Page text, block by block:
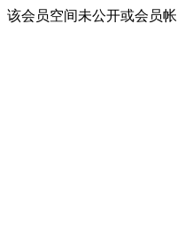
该会员空间未公开或会员帐